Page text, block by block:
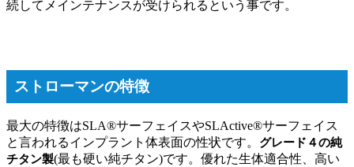
続してメインテナンスが受けられるという事です。
ストローマンの特徴
最大の特徴はSLA®サーフェイスやSLActive®サーフェイス
と言われるインプラント体表面の性状です。 グレード４の純
チタン製(最も硬い純チタン)です。優れた生体適合性、高い